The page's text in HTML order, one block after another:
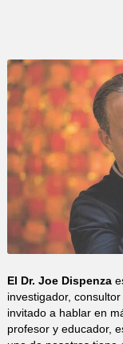
El Dr. Joe Dispenza
investigador,
invitado a hablar en
profesor y educador,